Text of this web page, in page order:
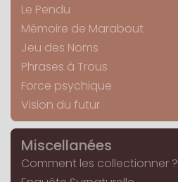
Le Pendu
Mémoire de Marabout
Jeu des Noms
Phrases à Trous
Force psychique
Vision du futur
Miscellanées
Comment les collectionner ?